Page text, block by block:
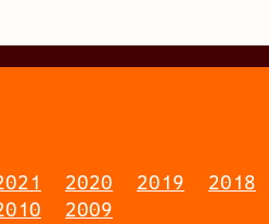
2020 2019 2018
2009